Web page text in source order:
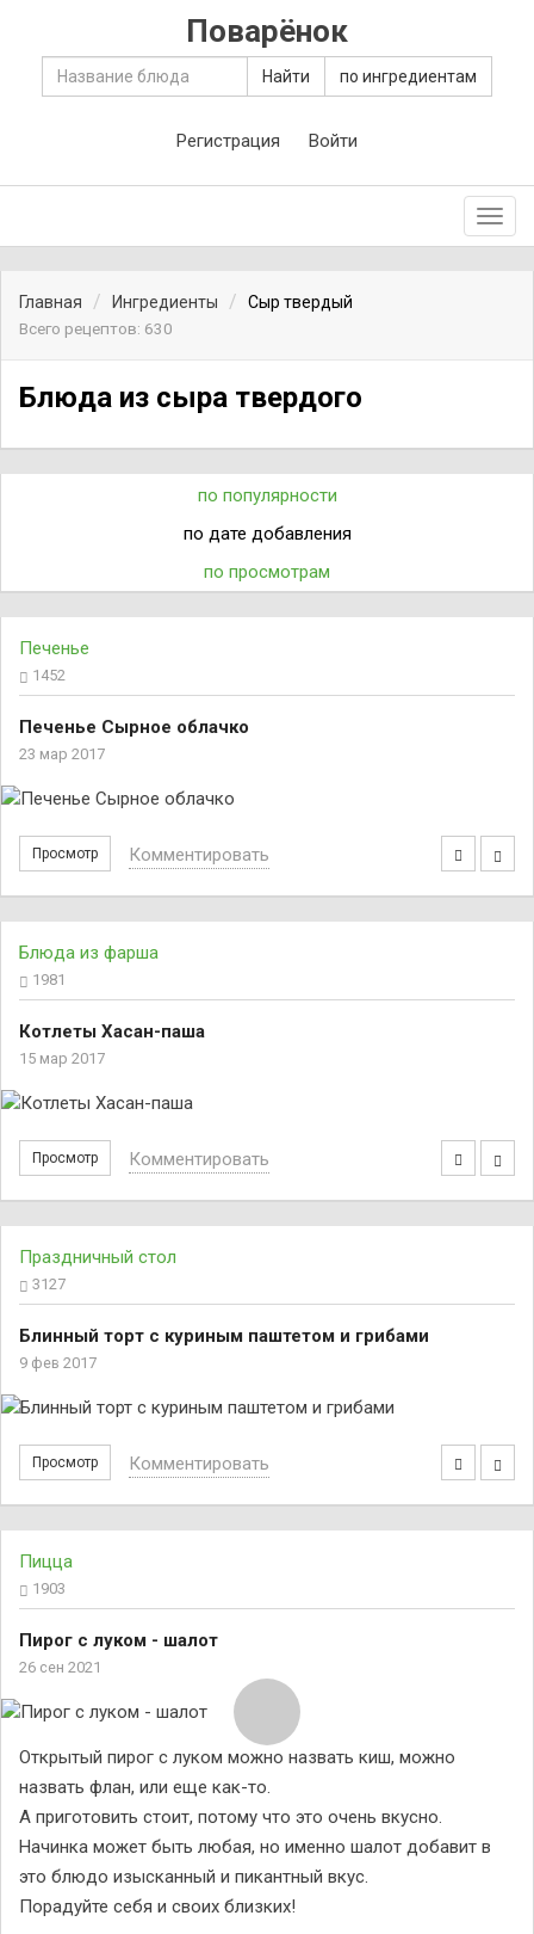
Поварёнок
Найти по ингредиентам
Регистрация Войти
Главная Ингредиенты
Сыр твердый
Всего рецептов: 630
Блюда из сыра твердого
по популярности
по дате добавления
по просмотрам
Печенье
1452
Печенье Сырное облачко
23 мар 2017
Просмотр Комментировать
Блюда из фарша
1981
Котлеты Хасан-паша
15 мар 2017
Просмотр Комментировать
Праздничный стол
3127
Блинный торт с куриным паштетом и грибами
9 фев 2017
Просмотр Комментировать
Пицца
1903
Пирог с луком - шалот
26 сен 2021
Открытый пирог с луком можно назвать киш, можно
назвать флан, или еще как-то.
А приготовить стоит, потому что это очень вкусно.
Начинка может быть любая, но именно шалот добавит в
это блюдо изысканный и пикантный вкус.
Порадуйте себя и своих близких!